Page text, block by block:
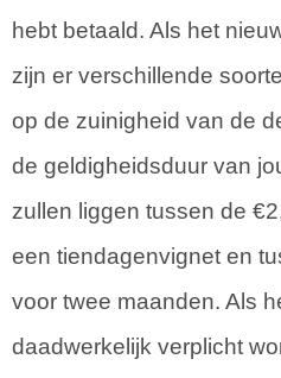
hebt betaald. Als het
zijn er verschillende
op de zuinigheid van de
de geldigheidsduur van
zullen liggen tussen de
een tiendagenvignet en
voor twee maanden. Als
daadwerkelijk verplicht